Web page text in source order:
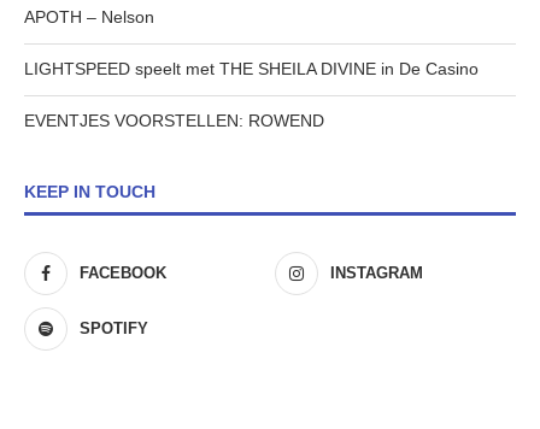
APOTH – Nelson
LIGHTSPEED speelt met THE SHEILA DIVINE in De Casino
EVENTJES VOORSTELLEN: ROWEND
KEEP IN TOUCH
FACEBOOK INSTAGRAM
SPOTIFY